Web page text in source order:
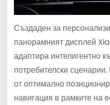
Създаден за
панорамният дисплей
адаптира интелигентно
потребителски
от оптимално
навигация в рамките на